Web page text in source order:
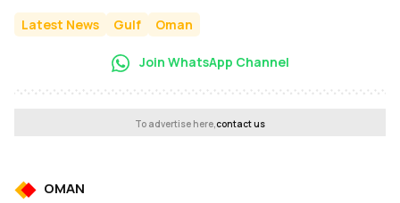
Latest News Gulf Oman
Join WhatsApp Channel
To advertise here,contact us
OMAN